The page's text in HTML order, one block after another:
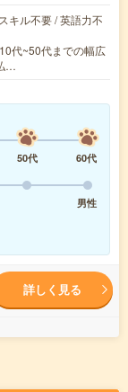
キル不要 / 英語力不
代~50代までの幅広
…
50代
60代
男性
詳しく見る